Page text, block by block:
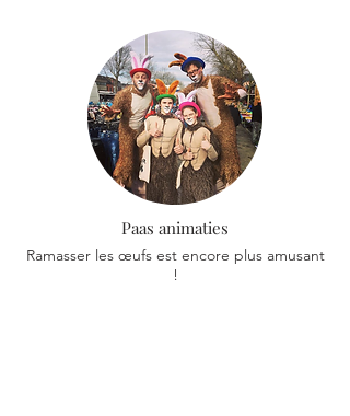
Paas animaties
Ramasser les œufs est encore plus amusant
!